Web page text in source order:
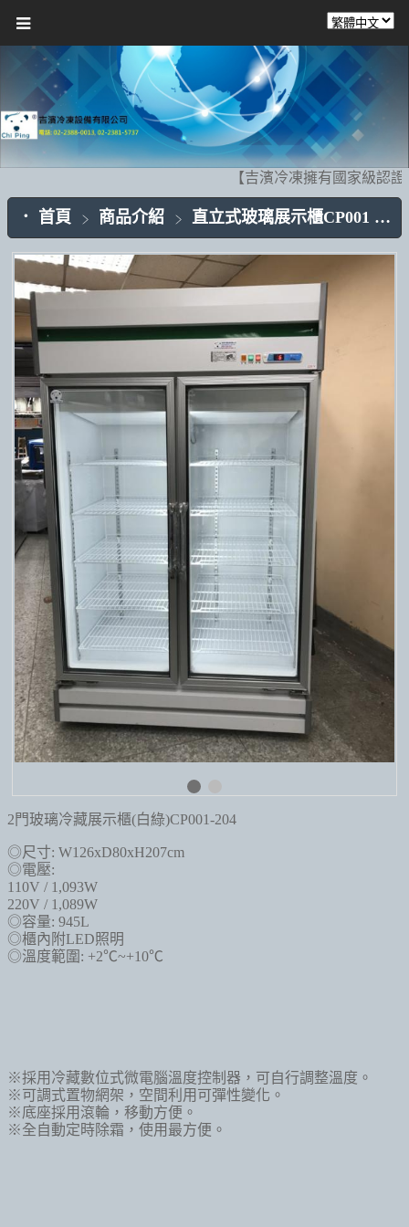
【吉濱冷凍擁有國家級認
首頁 商品介紹 直立式玻璃展示櫃CP001
2門玻璃冷藏展示櫃(白綠)CP001-204
◎尺寸: W126xD80xH207cm
◎電壓:
110V / 1,093W
220V / 1,089W
◎容量: 945L
◎櫃內附LED照明
◎溫度範圍 : +2℃~+10℃
※採用冷藏數位式微電腦溫度控制器 ， 可自行調整溫度 。
※可調式置物網架 ， 空間利用可彈性變化。
※底座採用滾輪 ， 移動方便 。
※全自動定時除霜 ， 使用最方便 。